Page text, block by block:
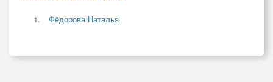
Фёдорова Наталья